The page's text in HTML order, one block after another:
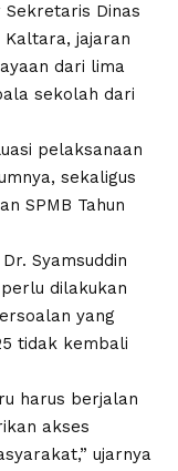
Dinas
Kaltara, jajaran
dari lima
sekolah dari
pelaksanaan
sekaligus
SPMB Tahun
Syamsuddin
dilakukan
yang
tidak kembali
harus berjalan
akses
ujarnya